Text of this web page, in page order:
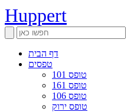
Huppert
דף הבית
טפסים
טופס 101
טופס 161
טופס 106
טופס ירוק